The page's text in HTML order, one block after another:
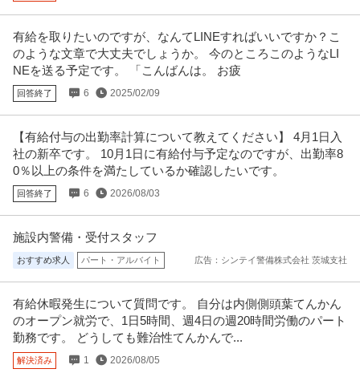
この条件の求人をもっと見る
有給を取りたいのですが、なんてLINEすればいいですか？こ
のような文章で大丈夫でしょうか。 今のところこのようなLI
NEを送る予定です。 「こんばんは。 お疲
回答終了 6 2025/02/09
【有給付与の出勤率計算について教えてください】 4月1日入
社の新卒です。 10月1日に有給付与予定なのですが、出勤率8
0％以上の条件を満たしているか確認したいです。
回答終了 6 2026/08/03
施設内警備・受付スタッフ
おすすめ求人 パート・アルバイト 広告：シンテイ警備株式会社 茨城支社
有給休暇発生について質問です。 自分は内側側頭葉てんかん
のオープン就労で、1日5時間、週4日の週20時間労働のパート
勤務です。 どうしても難治性てんかんで...
解決済み 1 2026/08/05